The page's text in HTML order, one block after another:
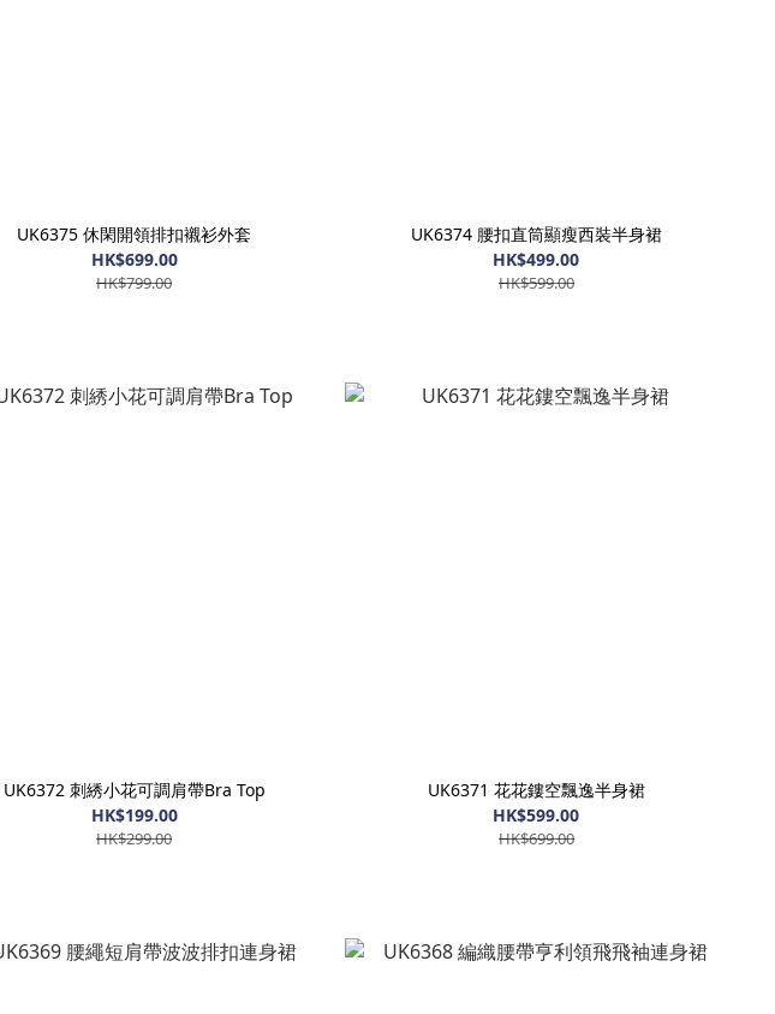
UK6375 休閑開領排扣襯衫外套
HK$699.00
HK$799.00
UK6374 腰扣直筒顯瘦西裝半身裙
HK$499.00
HK$599.00
UK6372 刺綉小花可調肩帶Bra Top
HK$199.00
HK$299.00
UK6371 花花鏤空飄逸半身裙
HK$599.00
HK$699.00